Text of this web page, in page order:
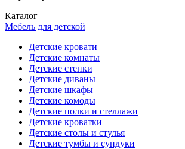
Каталог
Мебель для детской
Детские кровати
Детские комнаты
Детские стенки
Детские диваны
Детские шкафы
Детские комоды
Детские полки и стеллажи
Детские кроватки
Детские столы и стулья
Детские тумбы и сундуки